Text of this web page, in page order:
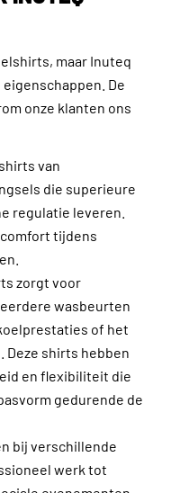
maar Inuteq
De
onze klanten ons
van
die superieure
regulatie leveren.
tijdens
zorgt voor
wasbeurten
of het
Deze shirts hebben
en flexibiliteit die
gedurende de
bij verschillende
werk tot